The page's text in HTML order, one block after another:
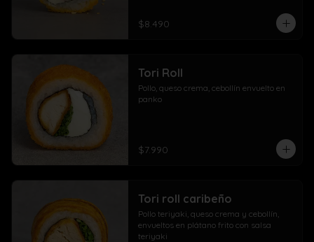
$8.490
Tori Roll
Pollo, queso crema, cebollín envuelto en
panko
$7.990
Tori roll caribeño
Pollo teriyaki, queso crema y cebollín,
envueltos en plátano frito con salsa
teriyaki